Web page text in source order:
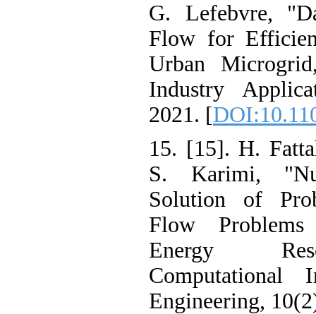
G. Lefebvre,
Flow for
Urban
Industry
2021. [
15. [15]. H.
S. Karimi,
Solution of
Flow
Energy
Engineering,